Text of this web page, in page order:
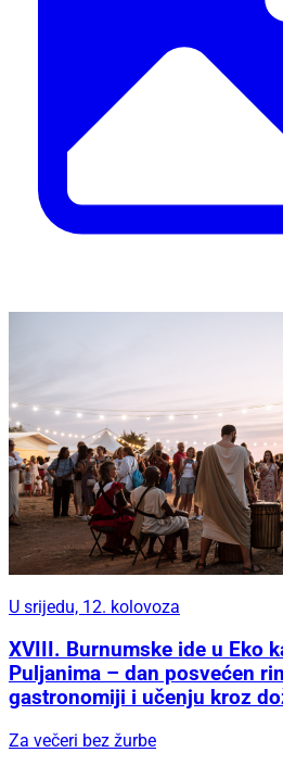
U srijedu, 12. kolovoza
XVIII. Burnumske ide u Eko
Puljanima – dan posvećen
gastronomiji i učenju kroz
Za večeri bez žurbe